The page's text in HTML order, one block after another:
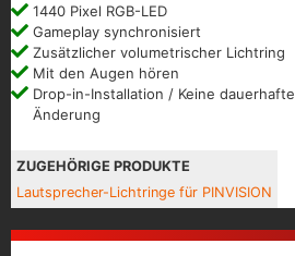
1440 Pixel RGB-LED
Gameplay synchronisiert
Zusätzlicher volumetrischer Lichtring
Mit den Augen hören
Drop-in-Installation / Keine dauerhafte
Änderung
ZUGEHÖRIGE PRODUKTE
Lautsprecher-Lichtringe für PINVISION